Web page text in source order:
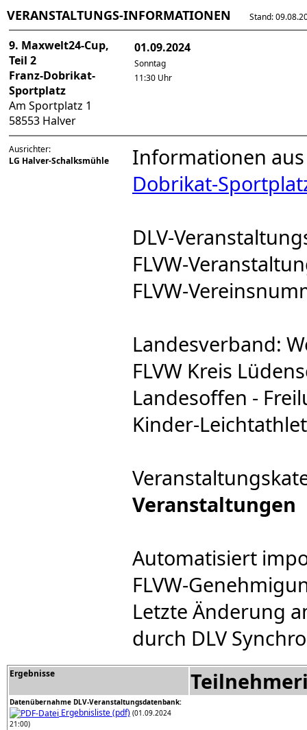
VERANSTALTUNGS-INFORMATIONEN Stand:
9. Maxwelt24-Cup,
Teil 2
Franz-Dobrikat-
Sportplatz
Am Sportplatz 1
58553 Halver
01.09.2024
Sonntag
11:30 Uhr
Ausrichter:
LG Halver-Schalksmühle
Informationen
Dobrikat-
DLV-
FLVW-
FLVW-
Landesverband:
FLVW Kreis
Landesoffen -
Kinder-
Veranstaltungen
Automatisiert
FLVW-
Letzte Änderung
durch DLV
Ergebnisse
Datenübernahme DLV-Veranstaltungsdatenbank:
Ergebnisliste (pdf) (01.09.2024
21:00)